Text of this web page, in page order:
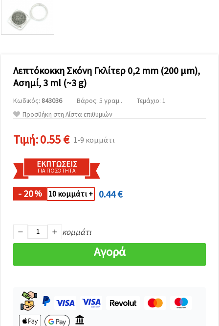
επισκεψιμότητα
και να
προβάλλουμε
πιο σχετικό
περιεχόμενο
άλλων με
τη βοήθεια
των
συνεργατών
μας για
χρησιμοποιήσετε
όλα τα
cookies
κάνοντας
κλικ στον
προτιμήσεις
σας στις
cookies και
κάνοντας
κλικ στο
κουμπί
Αποθήκευση.
Λεπτόκοκκη Σκόνη Γκλίτερ 0,2 mm (200 μm),
Ασημί, 3 ml (~3 g)
Κωδικός: 843036 Βάρος: 5 γραμ..
Τεμάχιο: 1
Προσθήκη στη Λίστα επιθυμιών
Τιμή:0.55 € 1-9 κομμάτι
ΕΚΠΤΏΣΕΙΣ
ΓΙΑ ΠΟΣΌΤΗΤΑ
- 20% 10 κομμάτι + 0.44 €
κομμάτι
Αγορά